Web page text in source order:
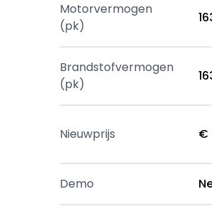
Motorvermogen
(pk)
Brandstofvermogen
(pk)
Nieuwprijs €
Demo